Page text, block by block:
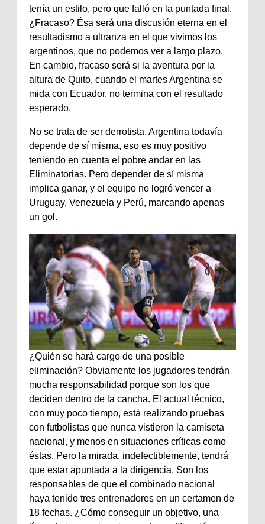
tenía un estilo, pero que falló en la puntada final.
¿Fracaso? Ésa será una discusión eterna en el
resultadismo a ultranza en el que vivimos los
argentinos, que no podemos ver a largo plazo.
En cambio, fracaso será si la aventura por la
altura de Quito, cuando el martes Argentina se
mida con Ecuador, no termina con el resultado
esperado.
No se trata de ser derrotista. Argentina todavía
depende de sí misma, eso es muy positivo
teniendo en cuenta el pobre andar en las
Eliminatorias. Pero depender de sí misma
implica ganar, y el equipo no logró vencer a
Uruguay, Venezuela y Perú, marcando apenas
un gol.
¿Quién se hará cargo de una posible
eliminación? Obviamente los jugadores tendrán
mucha responsabilidad porque son los que
deciden dentro de la cancha. El actual técnico,
con muy poco tiempo, está realizando pruebas
con futbolistas que nunca vistieron la camiseta
nacional, y menos en situaciones críticas como
éstas. Pero la mirada, indefectiblemente, tendrá
que estar apuntada a la dirigencia. Son los
responsables de que el combinado nacional
haya tenido tres entrenadores en un certamen de
18 fechas. ¿Cómo conseguir un objetivo, una